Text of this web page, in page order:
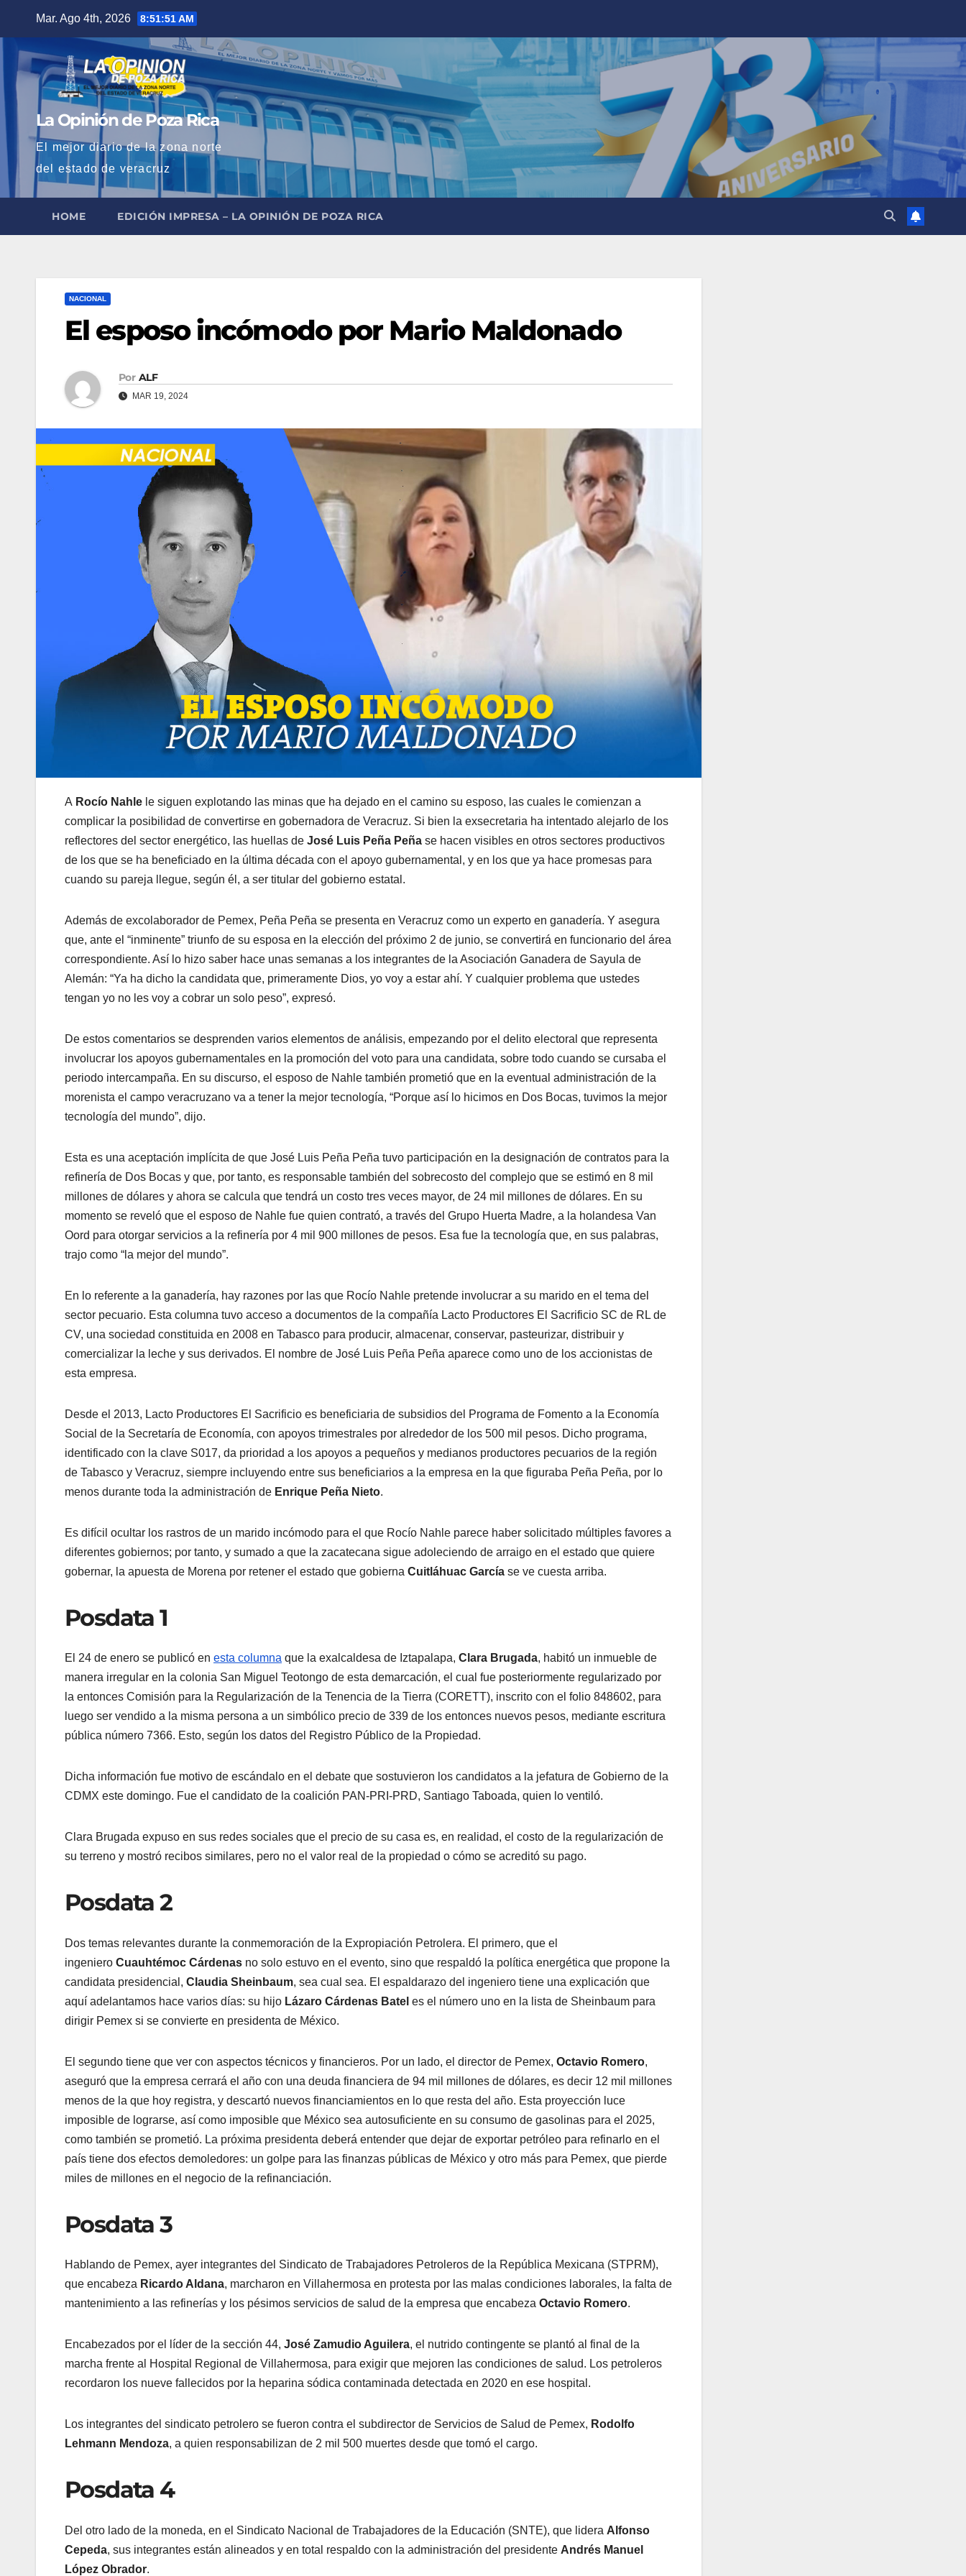
contenido
Mar. Ago 4th, 2026 8:51:52 AM
La Opinión de Poza Rica
El mejor diario de la zona norte
del estado de veracruz
HOME EDICIÓN IMPRESA – LA OPINIÓN DE POZA RICA
NACIONAL
El esposo incómodo por Mario Maldonado
Por ALF
MAR 19, 2024
A Rocío Nahle le siguen explotando las minas que ha dejado en el camino su esposo, las cuales le comienzan a
complicar la posibilidad de convertirse en gobernadora de Veracruz. Si bien la exsecretaria ha intentado alejarlo de los
reflectores del sector energético, las huellas de José Luis Peña Peña se hacen visibles en otros sectores productivos
de los que se ha beneficiado en la última década con el apoyo gubernamental, y en los que ya hace promesas para
cuando su pareja llegue, según él, a ser titular del gobierno estatal.
Además de excolaborador de Pemex, Peña Peña se presenta en Veracruz como un experto en ganadería. Y asegura
que, ante el “inminente” triunfo de su esposa en la elección del próximo 2 de junio, se convertirá en funcionario del área
correspondiente. Así lo hizo saber hace unas semanas a los integrantes de la Asociación Ganadera de Sayula de
Alemán: “Ya ha dicho la candidata que, primeramente Dios, yo voy a estar ahí. Y cualquier problema que ustedes
tengan yo no les voy a cobrar un solo peso”, expresó.
De estos comentarios se desprenden varios elementos de análisis, empezando por el delito electoral que representa
involucrar los apoyos gubernamentales en la promoción del voto para una candidata, sobre todo cuando se cursaba el
periodo intercampaña. En su discurso, el esposo de Nahle también prometió que en la eventual administración de la
morenista el campo veracruzano va a tener la mejor tecnología, “Porque así lo hicimos en Dos Bocas, tuvimos la mejor
tecnología del mundo”, dijo.
Esta es una aceptación implícita de que José Luis Peña Peña tuvo participación en la designación de contratos para la
refinería de Dos Bocas y que, por tanto, es responsable también del sobrecosto del complejo que se estimó en 8 mil
millones de dólares y ahora se calcula que tendrá un costo tres veces mayor, de 24 mil millones de dólares. En su
momento se reveló que el esposo de Nahle fue quien contrató, a través del Grupo Huerta Madre, a la holandesa Van
Oord para otorgar servicios a la refinería por 4 mil 900 millones de pesos. Esa fue la tecnología que, en sus palabras,
trajo como “la mejor del mundo”.
En lo referente a la ganadería, hay razones por las que Rocío Nahle pretende involucrar a su marido en el tema del
sector pecuario. Esta columna tuvo acceso a documentos de la compañía Lacto Productores El Sacrificio SC de RL de
CV, una sociedad constituida en 2008 en Tabasco para producir, almacenar, conservar, pasteurizar, distribuir y
comercializar la leche y sus derivados. El nombre de José Luis Peña Peña aparece como uno de los accionistas de
esta empresa.
Desde el 2013, Lacto Productores El Sacrificio es beneficiaria de subsidios del Programa de Fomento a la Economía
Social de la Secretaría de Economía, con apoyos trimestrales por alrededor de los 500 mil pesos. Dicho programa,
identificado con la clave S017, da prioridad a los apoyos a pequeños y medianos productores pecuarios de la región
de Tabasco y Veracruz, siempre incluyendo entre sus beneficiarios a la empresa en la que figuraba Peña Peña, por lo
menos durante toda la administración de Enrique Peña Nieto.
Es difícil ocultar los rastros de un marido incómodo para el que Rocío Nahle parece haber solicitado múltiples favores a
diferentes gobiernos; por tanto, y sumado a que la zacatecana sigue adoleciendo de arraigo en el estado que quiere
gobernar, la apuesta de Morena por retener el estado que gobierna Cuitláhuac García se ve cuesta arriba.
Posdata 1
El 24 de enero se publicó en esta columna que la exalcaldesa de Iztapalapa, Clara Brugada, habitó un inmueble de
manera irregular en la colonia San Miguel Teotongo de esta demarcación, el cual fue posteriormente regularizado por
la entonces Comisión para la Regularización de la Tenencia de la Tierra (CORETT), inscrito con el folio 848602, para
luego ser vendido a la misma persona a un simbólico precio de 339 de los entonces nuevos pesos, mediante escritura
pública número 7366. Esto, según los datos del Registro Público de la Propiedad.
Dicha información fue motivo de escándalo en el debate que sostuvieron los candidatos a la jefatura de Gobierno de la
CDMX este domingo. Fue el candidato de la coalición PAN-PRI-PRD, Santiago Taboada, quien lo ventiló.
Clara Brugada expuso en sus redes sociales que el precio de su casa es, en realidad, el costo de la regularización de
su terreno y mostró recibos similares, pero no el valor real de la propiedad o cómo se acreditó su pago.
Posdata 2
Dos temas relevantes durante la conmemoración de la Expropiación Petrolera. El primero, que el
ingeniero Cuauhtémoc Cárdenas no solo estuvo en el evento, sino que respaldó la política energética que propone la
candidata presidencial, Claudia Sheinbaum, sea cual sea. El espaldarazo del ingeniero tiene una explicación que
aquí adelantamos hace varios días: su hijo Lázaro Cárdenas Batel es el número uno en la lista de Sheinbaum para
dirigir Pemex si se convierte en presidenta de México.
El segundo tiene que ver con aspectos técnicos y financieros. Por un lado, el director de Pemex, Octavio Romero,
aseguró que la empresa cerrará el año con una deuda financiera de 94 mil millones de dólares, es decir 12 mil millones
menos de la que hoy registra, y descartó nuevos financiamientos en lo que resta del año. Esta proyección luce
imposible de lograrse, así como imposible que México sea autosuficiente en su consumo de gasolinas para el 2025,
como también se prometió. La próxima presidenta deberá entender que dejar de exportar petróleo para refinarlo en el
país tiene dos efectos demoledores: un golpe para las finanzas públicas de México y otro más para Pemex, que pierde
miles de millones en el negocio de la refinanciación.
Posdata 3
Hablando de Pemex, ayer integrantes del Sindicato de Trabajadores Petroleros de la República Mexicana (STPRM),
que encabeza Ricardo Aldana, marcharon en Villahermosa en protesta por las malas condiciones laborales, la falta de
mantenimiento a las refinerías y los pésimos servicios de salud de la empresa que encabeza Octavio Romero.
Encabezados por el líder de la sección 44, José Zamudio Aguilera, el nutrido contingente se plantó al final de la
marcha frente al Hospital Regional de Villahermosa, para exigir que mejoren las condiciones de salud. Los petroleros
recordaron los nueve fallecidos por la heparina sódica contaminada detectada en 2020 en ese hospital.
Los integrantes del sindicato petrolero se fueron contra el subdirector de Servicios de Salud de Pemex, Rodolfo
Lehmann Mendoza, a quien responsabilizan de 2 mil 500 muertes desde que tomó el cargo.
Posdata 4
Del otro lado de la moneda, en el Sindicato Nacional de Trabajadores de la Educación (SNTE), que lidera Alfonso
Cepeda, sus integrantes están alineados y en total respaldo con la administración del presidente Andrés Manuel
López Obrador.